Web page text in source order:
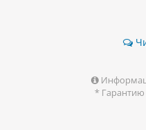
* Гарантию